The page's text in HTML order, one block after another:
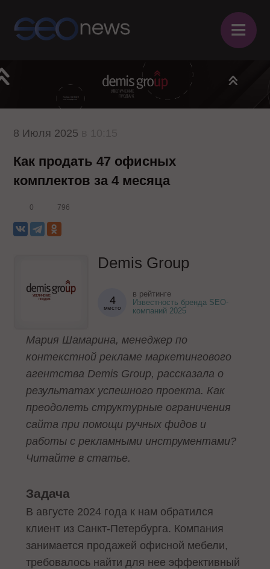
≡
8 Июля 2025
Как продать 47 офисных
комплектов за 4 месяца
0 796
Demis Group
4
место
в рейтинге
Известность бренда SEO-
компаний 2025
Мария Шамарина, менеджер по
контекстной рекламе маркетингового
агентства Demis Group, рассказала о
результатах успешного проекта. Как
преодолеть структурные ограничения
сайта при помощи ручных фидов и
работы с рекламными инструментами?
Читайте в статье.
Задача
В августе 2024 года к нам обратился
клиент из Санкт-Петербурга. Компания
занимается продажей офисной мебели,
требовалось найти для нее эффективный